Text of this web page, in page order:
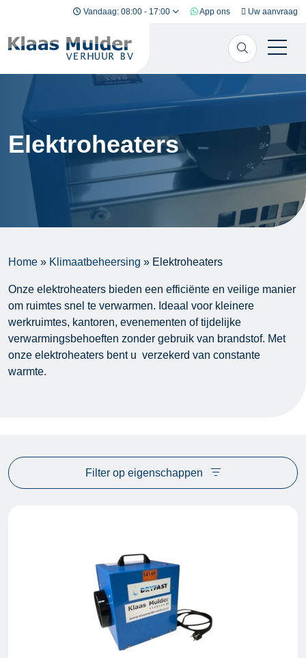
Ga naar inhoud Vandaag: 08:00 - 17:00 App ons Uw aanvraag
Elektroheaters
Home » Klimaatbeheersing » Elektroheaters
Onze elektroheaters bieden een efficiënte en veilige manier
om ruimtes snel te verwarmen. Ideaal voor kleinere
werkruimtes, kantoren, evenementen of tijdelijke
verwarmingsbehoeften zonder gebruik van brandstof. Met
onze elektroheaters bent u verzekerd van constante
warmte.
Filter op eigenschappen